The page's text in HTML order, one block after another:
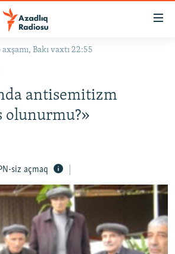
Bakı vaxtı 22:55
antisemitizm
olunurmu?»
siz açmaq